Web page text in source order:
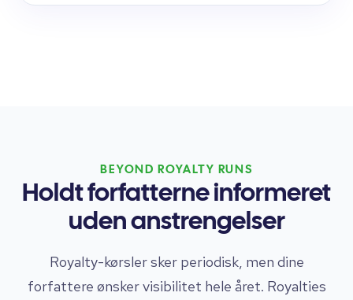
BEYOND ROYALTY RUNS
Holdt forfatterne informeret
uden anstrengelser
Royalty-kørsler sker periodisk, men dine
forfattere ønsker visibilitet hele året. Royalties